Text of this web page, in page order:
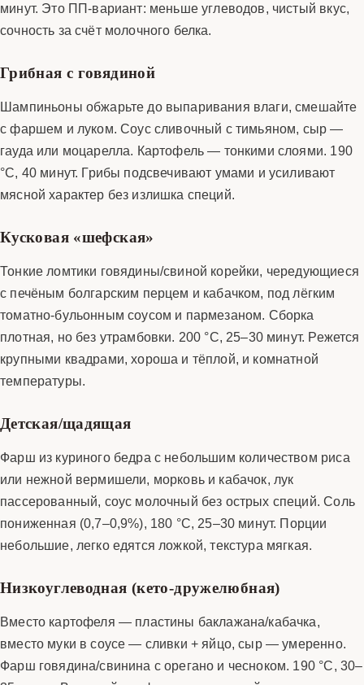
минут. Это ПП-вариант: меньше углеводов, чистый вкус,
сочность за счёт молочного белка.
Грибная с говядиной
Шампиньоны обжарьте до выпаривания влаги, смешайте
с фаршем и луком. Соус сливочный с тимьяном, сыр —
гауда или моцарелла. Картофель — тонкими слоями. 190
°C, 40 минут. Грибы подсвечивают умами и усиливают
мясной характер без излишка специй.
Кусковая «шефская»
Тонкие ломтики говядины/свиной корейки, чередующиеся
с печёным болгарским перцем и кабачком, под лёгким
томатно-бульонным соусом и пармезаном. Сборка
плотная, но без утрамбовки. 200 °C, 25–30 минут. Режется
крупными квадрами, хороша и тёплой, и комнатной
температуры.
Детская/щадящая
Фарш из куриного бедра с небольшим количеством риса
или нежной вермишели, морковь и кабачок, лук
пассерованный, соус молочный без острых специй. Соль
пониженная (0,7–0,9%), 180 °C, 25–30 минут. Порции
небольшие, легко едятся ложкой, текстура мягкая.
Низкоуглеводная (кето-дружелюбная)
Вместо картофеля — пластины баклажана/кабачка,
вместо муки в соусе — сливки + яйцо, сыр — умеренно.
Фарш говядина/свинина с орегано и чесноком. 190 °C, 30–